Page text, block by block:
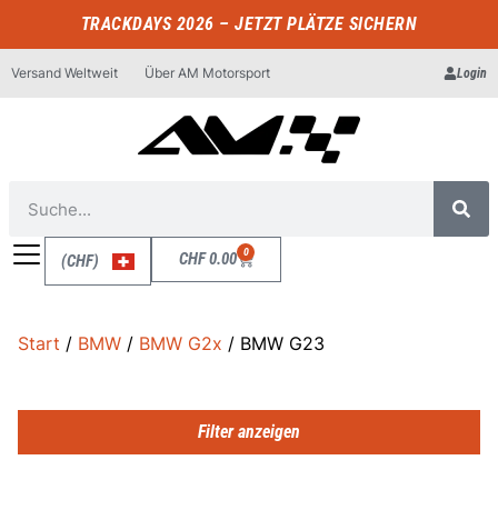
TRACKDAYS 2026 – JETZT PLÄTZE SICHERN
Versand Weltweit Über AM Motorsport Login
(CHF) CHF0.00 0
Start / BMW / BMW G2x / BMW G23
Filter anzeigen